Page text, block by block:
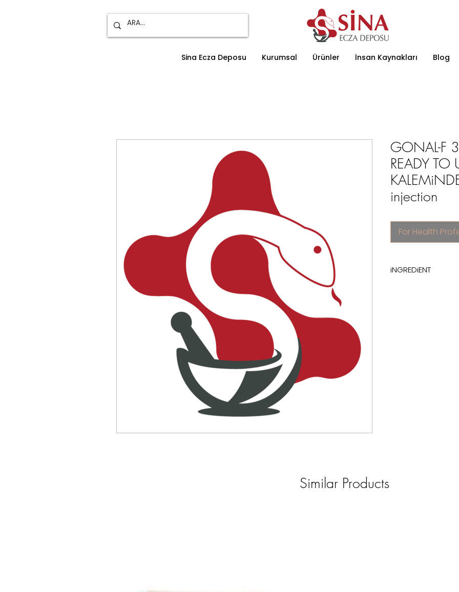
Sina Ecza Deposu Kurumsal Ürünler İnsan Kaynakları Blog
GONAL-F
READY TO
injection
For Health
iNGREDiENT
Similar Products